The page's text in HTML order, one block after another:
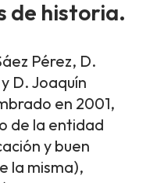
de historia.
Pérez, D.
D. Joaquín
en 2001,
de la entidad
y buen
la misma),